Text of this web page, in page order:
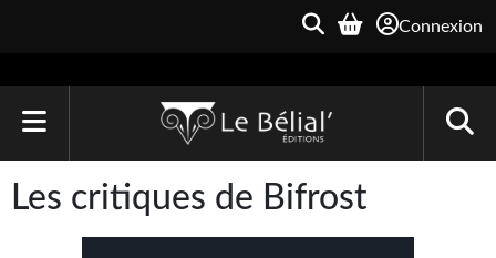
Connexion
Les critiques de Bifrost